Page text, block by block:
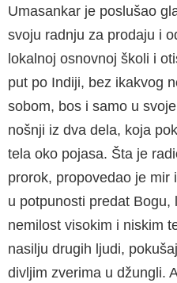
Umasankar je poslušao
svoju radnju za prodaju i
lokalnoj osnovnoj školi i
put po Indiji, bez ikakvog
sobom, bos i samo u
nošnji iz dva dela, koja
tela oko pojasa. Šta je
prorok, propovedao je mir
u potpunosti predat
nemilost visokim i niskim
nasilju drugih ljudi,
divljim zverima u džungli.